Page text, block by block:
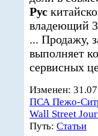
Рус
владеющий
... Продажу,
выполняет
сервисных
Изменен:
ПСА Пежо-
Wall Street
Путь: Статьи